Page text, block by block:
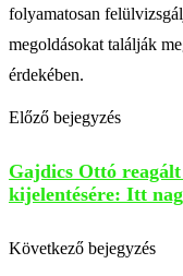
folyamatosan
megoldásokat találják
érdekében.
Előző bejegyzés
Gajdics Ottó
kijelentésére: Itt
Következő bejegyzés